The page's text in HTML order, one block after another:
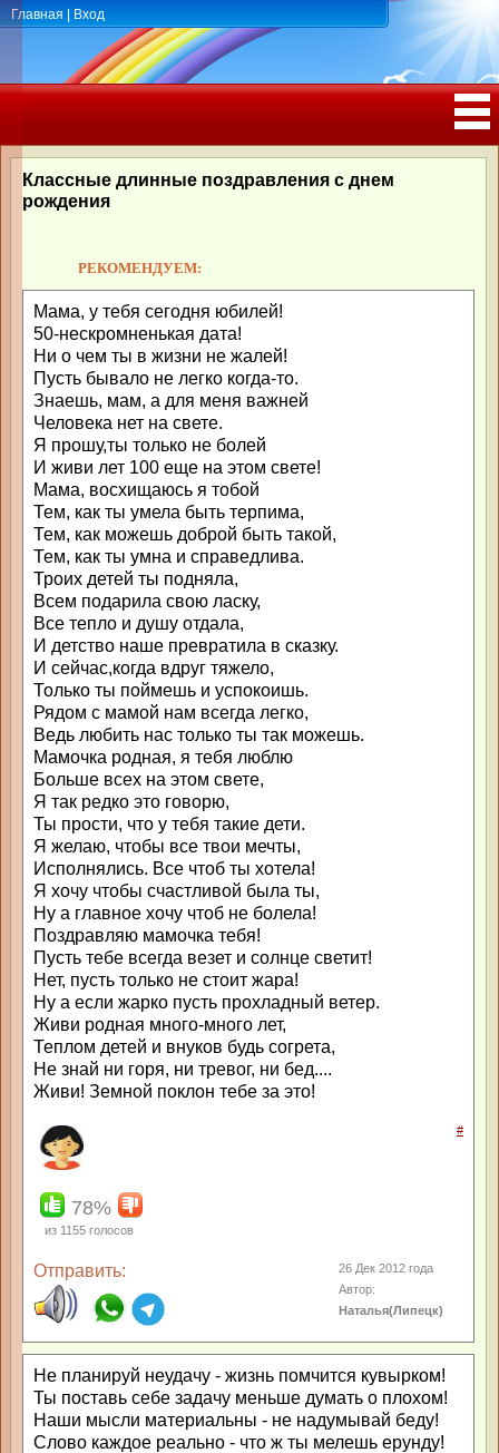
Главная Вход
РОЖДЕНИЯ, ЮБИЛЕЕМ
Классные длинные поздравления с днем
рождения
РЕКОМЕНДУЕМ:
Мама, у тебя сегодня юбилей!
50-нескромненькая дата!
Ни о чем ты в жизни не жалей!
Пусть бывало не легко когда-то.
Знаешь, мам, а для меня важней
Человека нет на свете.
Я прошу,ты только не болей
И живи лет 100 еще на этом свете!
Мама, восхищаюсь я тобой
Тем, как ты умела быть терпима,
Тем, как можешь доброй быть такой,
Тем, как ты умна и справедлива.
Троих детей ты подняла,
Всем подарила свою ласку,
Все тепло и душу отдала,
И детство наше превратила в сказку.
И сейчас,когда вдруг тяжело,
Только ты поймешь и успокоишь.
Рядом с мамой нам всегда легко,
Ведь любить нас только ты так можешь.
Мамочка родная, я тебя люблю
Больше всех на этом свете,
Я так редко это говорю,
Ты прости, что у тебя такие дети.
Я желаю, чтобы все твои мечты,
Исполнялись. Все чтоб ты хотела!
Я хочу чтобы счастливой была ты,
Ну а главное хочу чтоб не болела!
Поздравляю мамочка тебя!
Пусть тебе всегда везет и солнце светит!
Нет, пусть только не стоит жара!
Ну а если жарко пусть прохладный ветер.
Живи родная много-много лет,
Теплом детей и внуков будь согрета,
Не знай ни горя, ни тревог, ни бед....
Живи! Земной поклон тебе за это!
#
78%
из 1155 голосов
Отправить:
26 Дек 2012 года
Автор:
Наталья(Липецк)
Не планируй неудачу - жизнь помчится кувырком!
Ты поставь себе задачу меньше думать о плохом!
Наши мысли материальны - не надумывай беду!
Слово каждое реально - что ж ты мелешь ерунду!